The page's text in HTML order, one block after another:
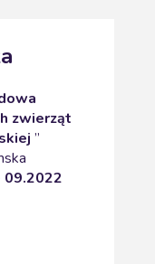
zwierząt
”
09.2022